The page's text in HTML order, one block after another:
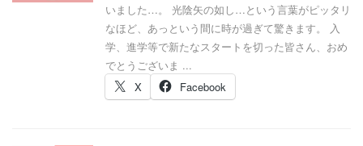
いました…。 光陰矢の如し…という言葉がピッタリ
なほど、あっという間に時が過ぎて驚きます。 入
学、進学等で新たなスタートを切った皆さん、おめ
でとうございま ...
X
Facebook